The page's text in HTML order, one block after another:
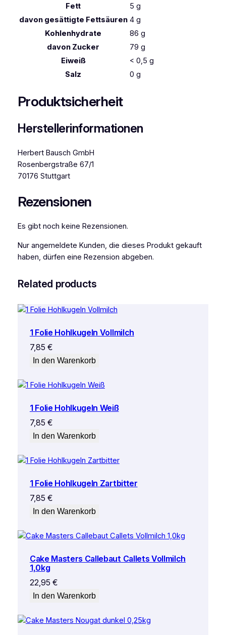
Fett
5 g
davon gesättigte Fettsäuren 4 g
Kohlenhydrate
86 g
davon Zucker 79 g
Eiweiß
< 0,5 g
Salz
0 g
Produktsicherheit
Herstellerinformationen
Herbert Bausch GmbH
Rosenbergstraße 67/1
70176 Stuttgart
Rezensionen
Es gibt noch keine Rezensionen.
Nur angemeldete Kunden, die dieses Produkt gekauft
haben, dürfen eine Rezension abgeben.
Related products
1 Folie Hohlkugeln Vollmilch
7,85 €
In den Warenkorb
1 Folie Hohlkugeln Weiß
7,85 €
In den Warenkorb
1 Folie Hohlkugeln Zartbitter
7,85 €
In den Warenkorb
Cake Masters Callebaut Callets Vollmilch
1,0kg
22,95 €
In den Warenkorb